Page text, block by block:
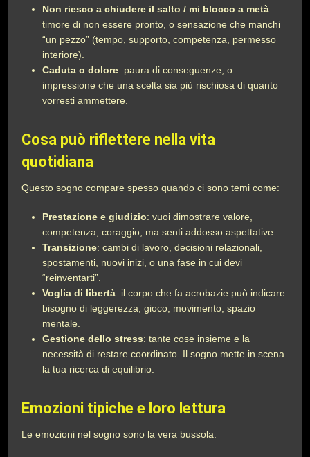
Non riesco a chiudere il salto / mi blocco a metà:
timore di non essere pronto, o sensazione che manchi
“un pezzo” (tempo, supporto, competenza, permesso
interiore).
Caduta o dolore: paura di conseguenze, o
impressione che una scelta sia più rischiosa di quanto
vorresti ammettere.
Cosa può riflettere nella vita
quotidiana
Questo sogno compare spesso quando ci sono temi come:
Prestazione e giudizio: vuoi dimostrare valore,
competenza, coraggio, ma senti addosso aspettative.
Transizione: cambi di lavoro, decisioni relazionali,
spostamenti, nuovi inizi, o una fase in cui devi
“reinventarti”.
Voglia di libertà: il corpo che fa acrobazie può indicare
bisogno di leggerezza, gioco, movimento, spazio
mentale.
Gestione dello stress: tante cose insieme e la
necessità di restare coordinato. Il sogno mette in scena
la tua ricerca di equilibrio.
Emozioni tipiche e loro lettura
Le emozioni nel sogno sono la vera bussola: